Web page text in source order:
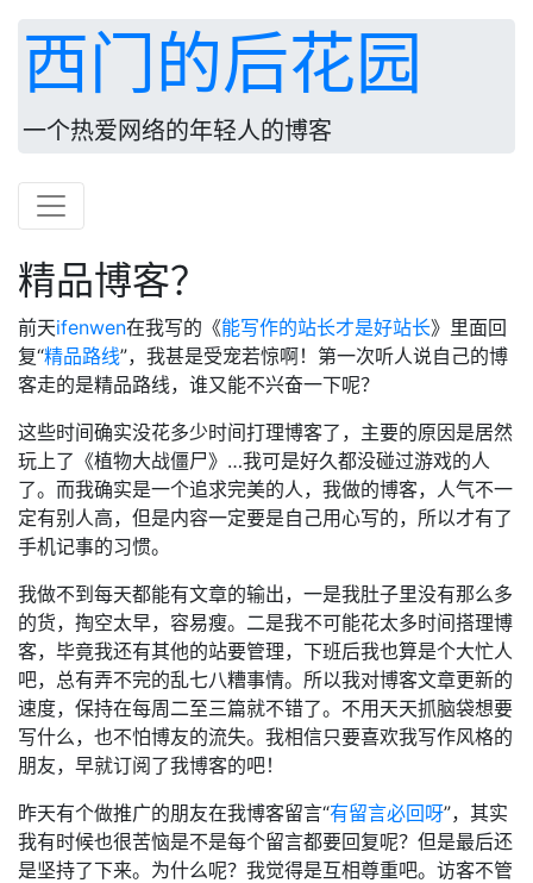
西门的后花园
一个热爱网络的年轻人的博客
精品博客？
前天ifenwen在我写的《能写作的站长才是好站长》里面回
复“精品路线”，我甚是受宠若惊啊！第一次听人说自己的博
客走的是精品路线，谁又能不兴奋一下呢？
这些时间确实没花多少时间打理博客了，主要的原因是居然
玩上了《植物大战僵尸》…我可是好久都没碰过游戏的人
了。而我确实是一个追求完美的人，我做的博客，人气不一
定有别人高，但是内容一定要是自己用心写的，所以才有了
手机记事的习惯。
我做不到每天都能有文章的输出，一是我肚子里没有那么多
的货，掏空太早，容易瘦。二是我不可能花太多时间搭理博
客，毕竟我还有其他的站要管理，下班后我也算是个大忙人
吧，总有弄不完的乱七八糟事情。所以我对博客文章更新的
速度，保持在每周二至三篇就不错了。不用天天抓脑袋想要
写什么，也不怕博友的流失。我相信只要喜欢我写作风格的
朋友，早就订阅了我博客的吧！
昨天有个做推广的朋友在我博客留言“有留言必回呀”，其实
我有时候也很苦恼是不是每个留言都要回复呢？但是最后还
是坚持了下来。为什么呢？我觉得是互相尊重吧。访客不管